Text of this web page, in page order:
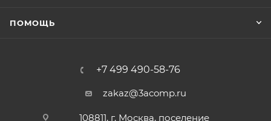
ПОМОЩЬ
+7 499 490-58-76
zakaz@3acomp.ru
108811, г. Москва, поселение